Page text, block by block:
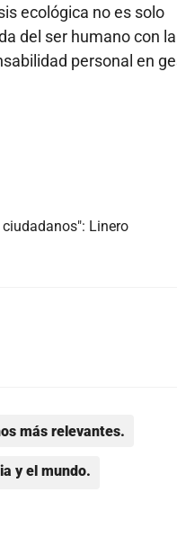
ecológica no es solo
del ser humano con la
personal en
Linero
más relevantes.
y el mundo.